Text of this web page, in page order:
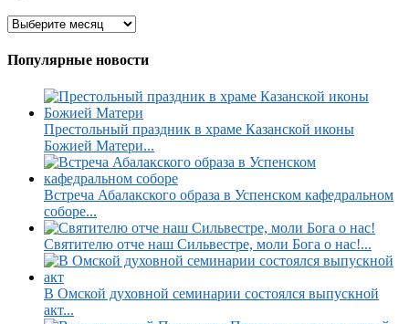
Популярные новости
Престольный праздник в храме Казанской иконы
Божией Матери...
Встреча Абалакского образа в Успенском кафедральном
соборе...
Святителю отче наш Сильвестре, моли Бога о нас!...
В Омской духовной семинарии состоялся выпускной
акт...